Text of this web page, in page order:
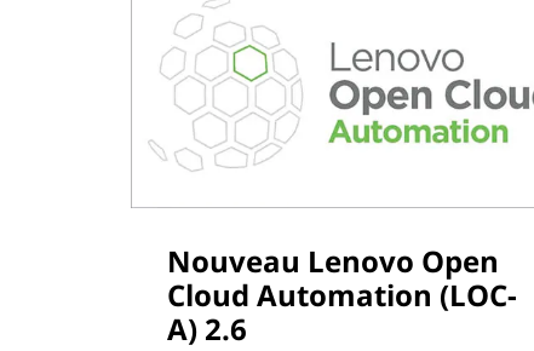
Nouveau Lenovo Open
Cloud Automation (LOC-
A) 2.6